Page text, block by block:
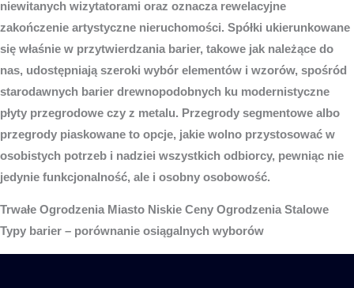
niewitanych wizytatorami oraz oznacza rewelacyjne
zakończenie artystyczne nieruchomości. Spółki ukierunkowane
się właśnie w przytwierdzania barier, takowe jak należące do
nas, udostępniają szeroki wybór elementów i wzorów, spośród
starodawnych barier drewnopodobnych ku modernistyczne
płyty przegrodowe czy z metalu. Przegrody segmentowe albo
przegrody piaskowane to opcje, jakie wolno przystosować w
osobistych potrzeb i nadziei wszystkich odbiorcy, pewniąc nie
jedynie funkcjonalność, ale i osobny osobowość.
Trwałe Ogrodzenia Miasto Niskie Ceny Ogrodzenia Stalowe
Typy barier – porównanie osiągalnych wyborów